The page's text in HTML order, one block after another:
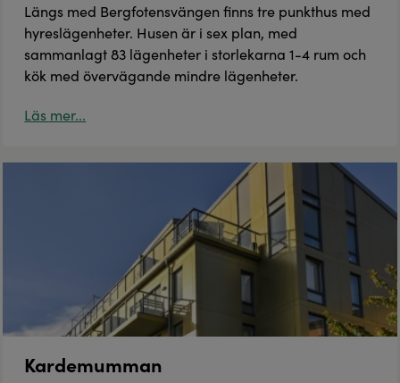
Längs med Bergfotensvängen finns tre punkthus med
hyreslägenheter. Husen är i sex plan, med
sammanlagt 83 lägenheter i storlekarna 1-4 rum och
kök med övervägande mindre lägenheter.
Läs mer...
Kardemumman